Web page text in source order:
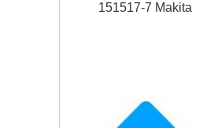
151517-7 Makita